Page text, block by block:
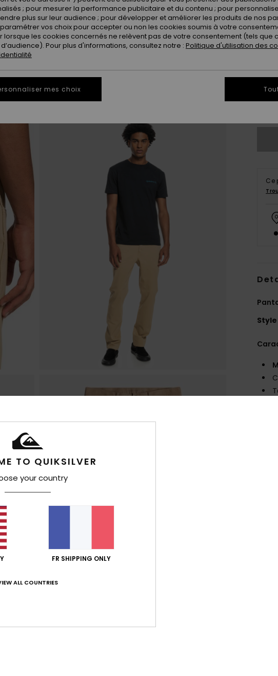
28
Ce
Style
TO QUIKSILVER
your country
FR SHIPPING ONLY
ALL COUNTRIES
; pour mesurer la performance publicitaire et du contenu ; pour
plus sur leur audience ; pour développer et améliorer les produits de nos
vos choix pour accepter ou non les cookies soumis à votre
lorsque les cookies concernés ne relèvent pas de votre consentement (tels que
Pour plus d'informations, consultez notre : Politique d'utilisation des
mes choix